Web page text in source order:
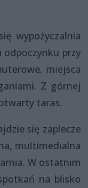
wypożyczalnia
odpoczynku przy
miejsca
Z górnej
taras.
się zaplecze
multimedialna
W ostatnim
na blisko